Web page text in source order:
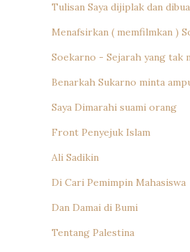
Tulisan Saya dijiplak dan
Menafsirkan ( memfilmkan )
Soekarno - Sejarah yang tak
Benarkah Sukarno minta
Saya Dimarahi suami orang
Front Penyejuk Islam
Ali Sadikin
Di Cari Pemimpin Mahasiswa
Dan Damai di Bumi
Tentang Palestina